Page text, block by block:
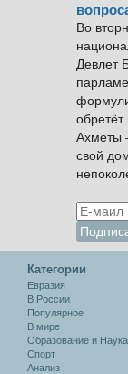
Во
Девлет
Ахметы
свой
Категории
Евразия
В России
Популярное
В мире
Образование и Наука
Спорт
Анализ